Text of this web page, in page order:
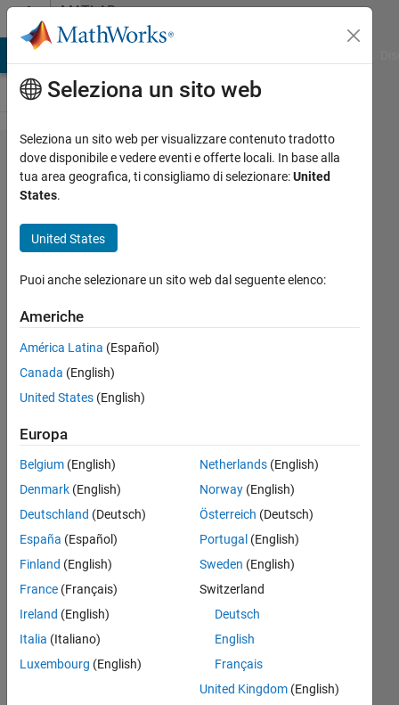
Vai al contenutoMATLAB
Answers
Using
readtable
a 5x1
from
Excel is
missing
one
element.
Emmanuel
J
Rodriguez
24 Nov
2021
1
Risposta
Risposta
accettata
Seleziona un sito web
Seleziona un sito web per visualizzare contenuto tradotto
dove disponibile e vedere eventi e offerte locali. In base alla
tua area geografica, ti consigliamo di selezionare:United
States.
United States
Puoi anche selezionare un sito web dal seguente elenco:
Americhe
América Latina (Español)
Canada (English)
United States (English)
Europa
Belgium (English)
Denmark (English)
Deutschland (Deutsch)
España (Español)
Finland (English)
France (Français)
Ireland (English)
Italia (Italiano)
Luxembourg (English)
Netherlands(English)
Norway(English)
Österreich (Deutsch)
Portugal (English)
Sweden (English)
Switzerland
Deutsch
English
Français
United Kingdom(English)